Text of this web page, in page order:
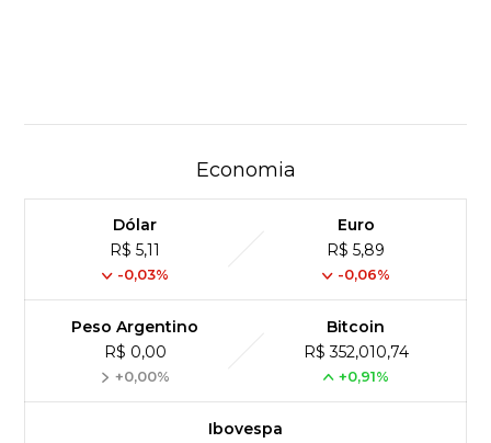
Economia
Dólar
R$ 5,11
-0,03%
Euro
R$ 5,89
-0,06%
Peso Argentino
R$ 0,00
+0,00%
Bitcoin
R$ 352,010,74
+0,91%
Ibovespa